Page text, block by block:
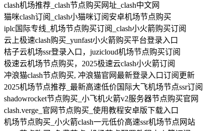
clash机场推荐_clash节点购买网址_clash中文网
猫咪clash订阅_clash小猫咪订阅安卓机场节点购买
iplc国际专线_机场节点购买订阅_clash小火箭购买订阅
云上极速clash购买_yunfast小火箭购买平台登录入口
桔子云机场ssr登录入口，juzicloud机场节点购买订阅
极速云机场节点购买，2025极速云clash小火箭订阅
冲浪猫clash节点购买, 冲浪猫官网最新登录入口订阅更新
2025机场节点推荐_最新高速低价国际大飞机场节点ssr订阅
shadowrocket节点购买_小飞机火箭v2服务器节点购买官网
clash.verge_官网节点购买_使用教程安卓版下载入口
机场节点购买_小火箭clash一元低价高速ssr机场节点网站